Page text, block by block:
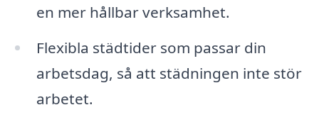
en mer hållbar verksamhet.
Flexibla städtider som passar din
arbetsdag, så att städningen inte stör
arbetet.